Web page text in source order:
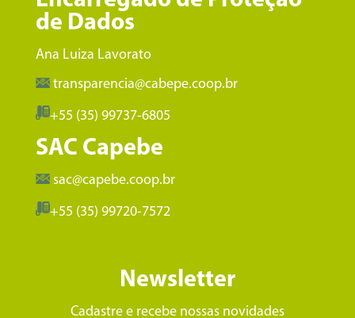
de Dados
Ana Luiza Lavorato
transparencia@cabepe.coop.br
+55 (35) 99737-6805
SAC Capebe
sac@capebe.coop.br
+55 (35) 99720-7572
Newsletter
Cadastre e recebe nossas novidades